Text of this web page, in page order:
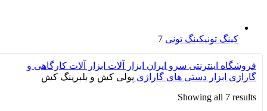
کینگ تونیکینگ تونی 7
فروشگاه اینترنتی سرو ایران ابزار آلات ابزار آلات کارگاهی و
گاراژی ابزار دستی های گاراژی پولی کش و بلبرینگ کش
Showing all 7 results